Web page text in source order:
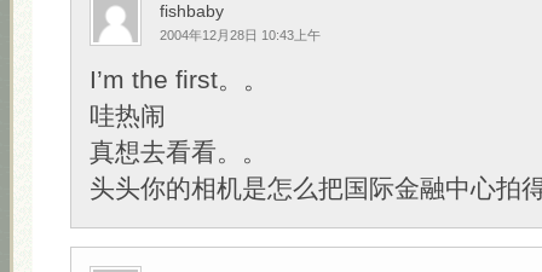
fishbaby
2004年12月28日 10:43上午
I’m the first。。
哇热闹
真想去看看。。
头头你的相机是怎么把国际金融中心拍